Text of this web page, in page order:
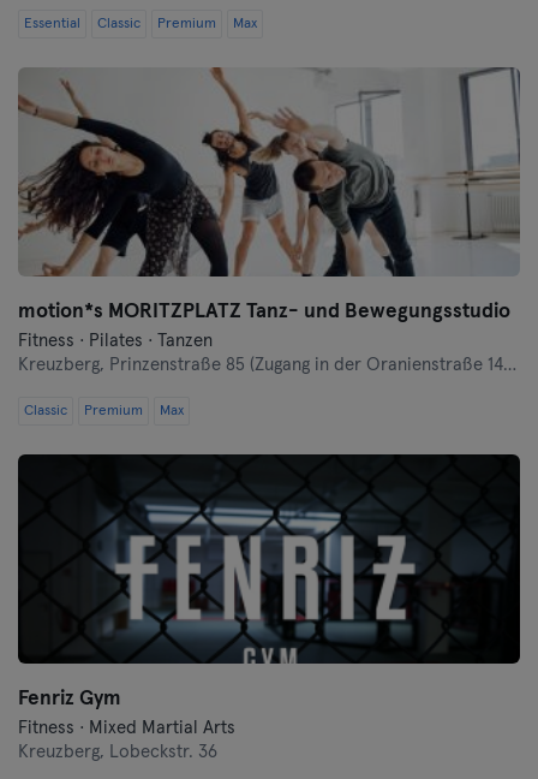
Essential Classic Premium Max
motion*s MORITZPLATZ Tanz- und Bewegungsstudio
Fitness · Pilates · Tanzen
Kreuzberg, Prinzenstraße 85 (Zugang in der Oranienstraße 140-142 links neben Denn's Bioladen)
Classic Premium Max
Fenriz Gym
Fitness · Mixed Martial Arts
Kreuzberg, Lobeckstr. 36